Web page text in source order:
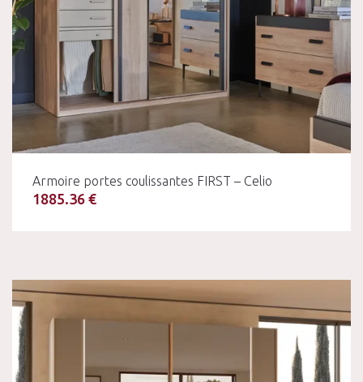
Armoire portes coulissantes FIRST – Celio
1885.36 €